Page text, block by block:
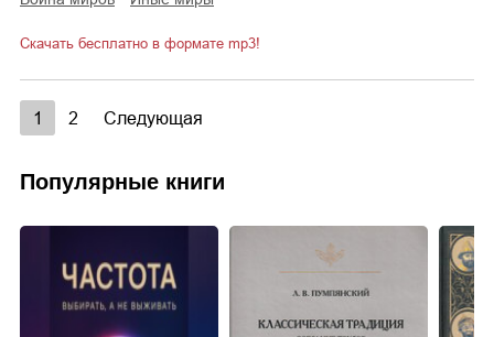
Скачать бесплатно в формате mp3!
1 2 Следующая
Популярные книги